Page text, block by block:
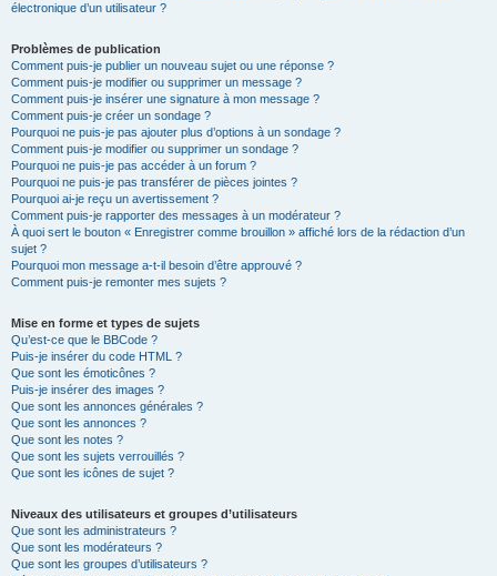
électronique d’un utilisateur ?
Problèmes de publication
Comment puis-je publier un nouveau sujet ou une réponse ?
Comment puis-je modifier ou supprimer un message ?
Comment puis-je insérer une signature à mon message ?
Comment puis-je créer un sondage ?
Pourquoi ne puis-je pas ajouter plus d’options à un sondage ?
Comment puis-je modifier ou supprimer un sondage ?
Pourquoi ne puis-je pas accéder à un forum ?
Pourquoi ne puis-je pas transférer de pièces jointes ?
Pourquoi ai-je reçu un avertissement ?
Comment puis-je rapporter des messages à un modérateur ?
À quoi sert le bouton « Enregistrer comme brouillon » affiché lors de la rédaction d’un
sujet ?
Pourquoi mon message a-t-il besoin d’être approuvé ?
Comment puis-je remonter mes sujets ?
Mise en forme et types de sujets
Qu’est-ce que le BBCode ?
Puis-je insérer du code HTML ?
Que sont les émoticônes ?
Puis-je insérer des images ?
Que sont les annonces générales ?
Que sont les annonces ?
Que sont les notes ?
Que sont les sujets verrouillés ?
Que sont les icônes de sujet ?
Niveaux des utilisateurs et groupes d’utilisateurs
Que sont les administrateurs ?
Que sont les modérateurs ?
Que sont les groupes d’utilisateurs ?